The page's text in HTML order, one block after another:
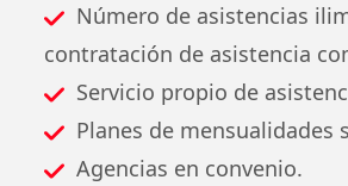
Número de asistencias
contratación de asistencia
Servicio propio de
Planes de mensualidades
Agencias en convenio.